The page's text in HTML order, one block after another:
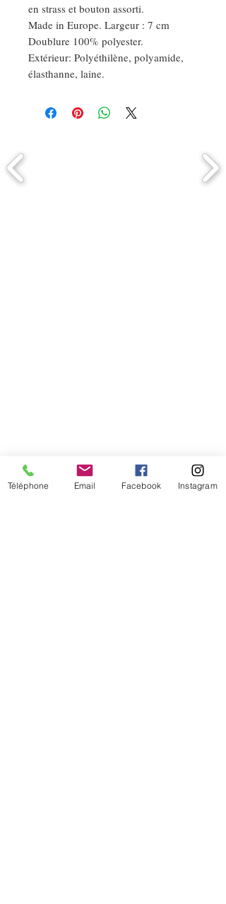
en strass et bouton assorti.
Made in Europe. Largeur : 7 cm
Doublure 100% polyester.
Extérieur: Polyéthilène, polyamide,
élasthanne, laine.
Téléphone Email Facebook Instagram